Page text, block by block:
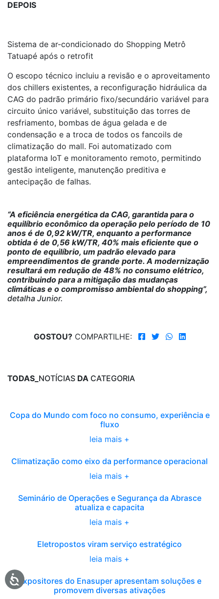
DEPOIS
Sistema de ar-condicionado do Shopping Metrô
Tatuapé após o retrofit
O escopo técnico incluiu a revisão e o aproveitamento
dos chillers existentes, a reconfiguração hidráulica da
CAG do padrão primário fixo/secundário variável para
circuito único variável, substituição das torres de
resfriamento, bombas de água gelada e de
condensação e a troca de todos os fancoils de
climatização do mall. Foi automatizado com
plataforma IoT e monitoramento remoto, permitindo
gestão inteligente, manutenção preditiva e
antecipação de falhas.
“A eficiência energética da CAG, garantida para o
equilíbrio econômico da operação pelo período de 10
anos é de 0,92 kW/TR, enquanto a performance
obtida é de 0,56 kW/TR, 40% mais eficiente que o
ponto de equilíbrio, um padrão elevado para
empreendimentos de grande porte. A modernização
resultará em redução de 48% no consumo elétrico,
contribuindo para a mitigação das mudanças
climáticas e o compromisso ambiental do shopping”,
detalha Junior.
GOSTOU?COMPARTILHE:
TODAS_ NOTÍCIAS DA CATEGORIA
Copa do Mundo com foco no consumo, experiência e
fluxo
leia mais +
Climatização como eixo da performance operacional
leia mais +
Seminário de Operações e Segurança da Abrasce
atualiza e capacita
leia mais +
Eletropostos viram serviço estratégico
leia mais +
Expositores do Enasuper apresentam soluções e
promovem diversas ativações